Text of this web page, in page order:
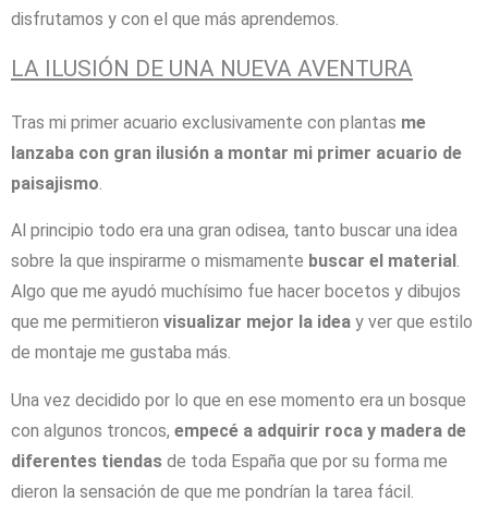
disfrutamos y con el que más aprendemos.
LA ILUSIÓN DE UNA NUEVA AVENTURA
Tras mi primer acuario exclusivamente con plantas me
lanzaba con gran ilusión a montar mi primer acuario de
paisajismo
Al principio todo era una gran odisea, tanto buscar una idea
sobre la que inspirarme o mismamente buscar el material .
Algo que me ayudó muchísimo fue hacer bocetos y dibujos
que me permitieron visualizar mejor la idea y ver que estilo
de montaje me gustaba más.
Una vez decidido por lo que en ese momento era un bosque
con algunos troncos, empecé a adquirir roca y madera de
diferentes tiendas de toda España que por su forma me
dieron la sensación de que me pondrían la tarea fácil.